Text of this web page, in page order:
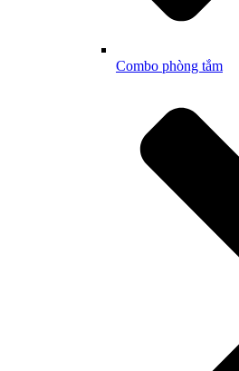
Combo phòng tắm